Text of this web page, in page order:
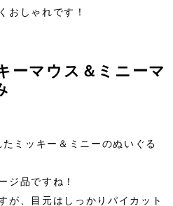
おしゃれです！
ーマウス＆ミニーマ
ミッキー＆ミニーのぬいぐる
ジ品ですね！
が、目元はしっかりパイカット